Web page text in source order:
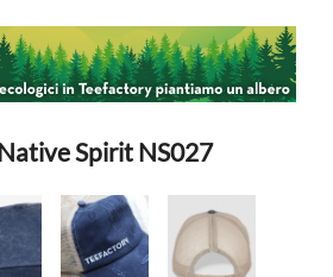
Spirit NS027